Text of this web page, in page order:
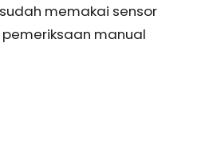
memakai sensor
manual